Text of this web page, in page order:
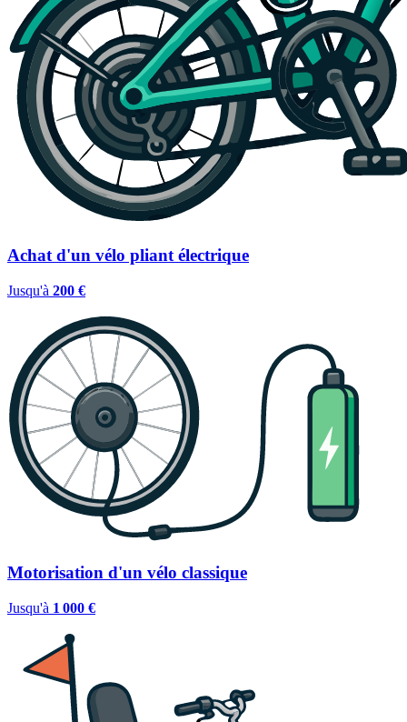
Achat d'un vélo pliant électrique
Jusqu'à 200 €
Motorisation d'un vélo classique
Jusqu'à 1 000 €